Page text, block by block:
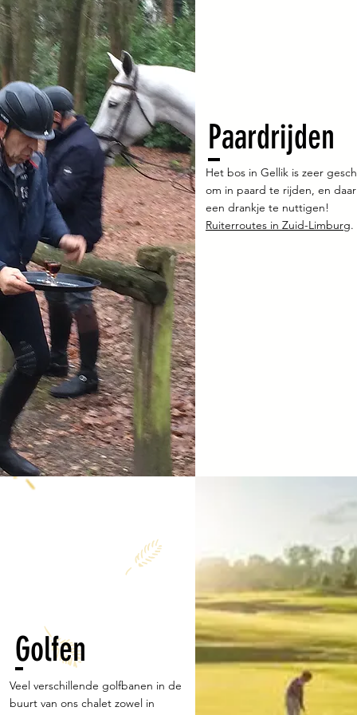
Paardrijden
Het bos in Gellik is zeer
om in paard te rijden, en
een drankje te nuttigen!
Ruiterroutes in Zuid-Limburg.
Golfen
Veel verschillende golfbanen in de
buurt van ons chalet zowel in